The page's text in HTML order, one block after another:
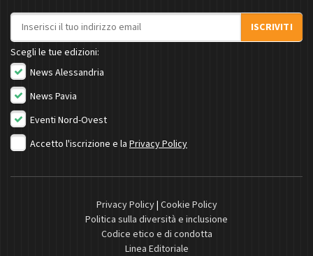
Indirizzo email
ISCRIVITI
Scegli le tue edizioni:
News Alessandria
News Pavia
Eventi Nord-Ovest
Accetto l'iscrizione e la Privacy Policy
Privacy Policy| Cookie Policy
Politica sulla diversità e inclusione
Codice etico e di condotta
Linea Editoriale